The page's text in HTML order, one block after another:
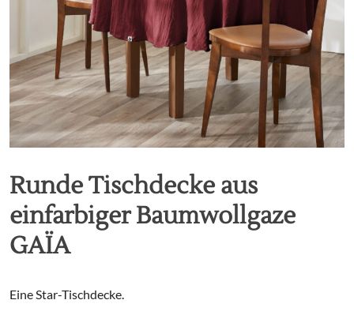
Runde Tischdecke aus
einfarbiger Baumwollgaze
GAÏA
Eine Star-Tischdecke.